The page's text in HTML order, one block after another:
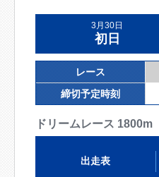
3月30日
初日
レース
締切予定時刻
ドリームレース 1800m
出走表